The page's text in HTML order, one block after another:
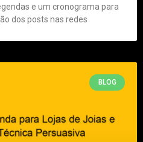
e um cronograma para
dos posts nas redes
BLOG